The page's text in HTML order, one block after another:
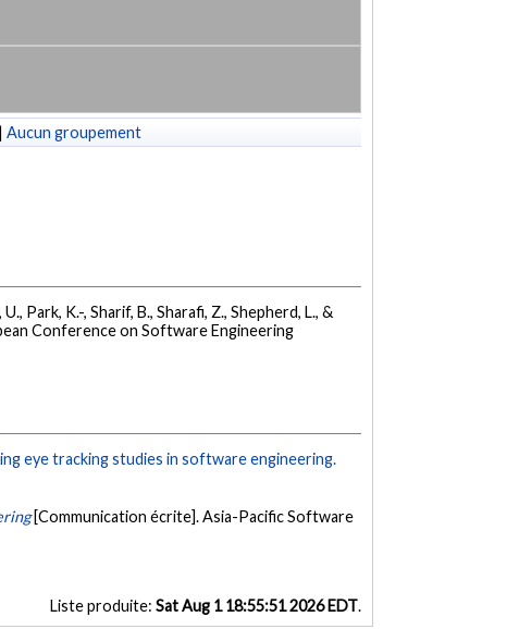
| Aucun groupement
Park, K.-, Sharif, B., Sharafi, Z., Shepherd, L., &
Conference on Software Engineering
eye tracking studies in software engineering.
[Communication écrite]. Asia-Pacific Software
Liste produite: Sat Aug 1 18:55:51 2026 EDT.